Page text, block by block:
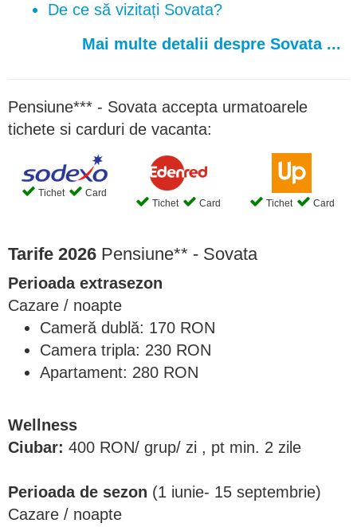
De ce să vizitați Sovata?
Mai multe detalii despre Sovata ...
Pensiune*** - Sovata accepta urmatoarele
tichete si carduri de vacanta:
Tichet
Card
Tichet
Card Tichet Card
Tarife 2026 Pensiune** - Sovata
Perioada extrasezon
Cazare / noapte
Cameră dublă: 170 RON
Camera tripla: 230 RON
Apartament: 280 RON
Wellness
Ciubar: 400 RON/ grup/ zi , pt min. 2 zile
Perioada de sezon (1 iunie- 15 septembrie)
Cazare / noapte